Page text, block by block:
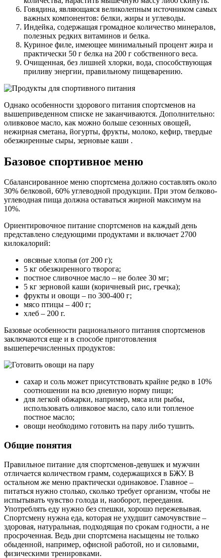
Говядина, являющаяся великолепным источником самых
важных компонентов: белки, жиры и углеводы.
Индейка, содержащая громадное количество минералов,
полезных редких витаминов и белка.
Куриное филе, имеющее минимальный процент жира и
практически 50 г белка на 200 г собственного веса.
Очищенная, без лишней хлорки, вода, способствующая
приливу энергии, правильному пищеварению.
Однако особенности здорового питания спортсменов на
вышеприведенном списке не заканчиваются. Дополнительно:
оливковое масло, как можно больше сезонных овощей,
нежирная сметана, йогурты, фрукты, молоко, кефир, твердые
обезжиренные сыры, зерновые каши .
Базовое спортивное меню
Сбалансированное меню спортсмена должно составлять около
30% белковой, 60% углеводной продукции. При этом белково-
углеводная пища должна оставаться жирной максимум на
10%.
Ориентировочное питание спортсменов на каждый день
представлено следующими продуктами и включает 2700
килокалорий:
овсяные хлопья (от 200 г);
5 кг обезжиренного творога;
постное сливочное масло – не более 30 мг;
5 кг зерновой каши (коричневый рис, гречка);
фрукты и овощи – по 300-400 г;
мясо птицы – 400 г;
хлеб – 200 г.
Базовые особенности рационального питания спортсменов
заключаются еще и в способе приготовления
вышеперечисленных продуктов:
сахар и соль может присутствовать крайне редко в 10%
соотношении на всю дневную норму пищи;
для легкой обжарки, например, мяса или рыбы,
использовать оливковое масло, сало или топленое
постное масло;
овощи необходимо готовить на пару либо тушить.
Общие понятия
Правильное питание для спортсменов-девушек и мужчин
отличается количеством грамм, содержащихся в БЖУ. В
остальном же меню практически одинаковое. Главное –
питаться нужно столько, сколько требует организм, чтобы не
испытывать чувство голода и, наоборот, переедания.
Употреблять еду нужно без спешки, хорошо пережевывая.
Спортсмену нужна еда, которая не ухудшит самочувствие –
здоровая, натуральная, подходящая по срокам годности, а не
просроченная. Ведь дни спортсмена насыщены не только
обыденной, например, офисной работой, но и силовыми,
физическими тренировками.